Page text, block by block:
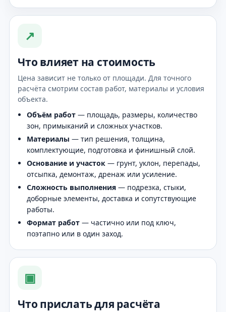
↗
Что влияет на стоимость
Цена зависит не только от площади. Для точного
расчёта смотрим состав работ, материалы и условия
объекта.
Объём работ — площадь, размеры, количество
зон, примыканий и сложных участков.
Материалы — тип решения, толщина,
комплектующие, подготовка и финишный слой.
Основание и участок — грунт, уклон, перепады,
отсыпка, демонтаж, дренаж или усиление.
Сложность выполнения — подрезка, стыки,
доборные элементы, доставка и сопутствующие
работы.
Формат работ — частично или под ключ,
поэтапно или в один заход.
▣
Что прислать для расчёта